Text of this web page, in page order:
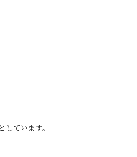
ています。